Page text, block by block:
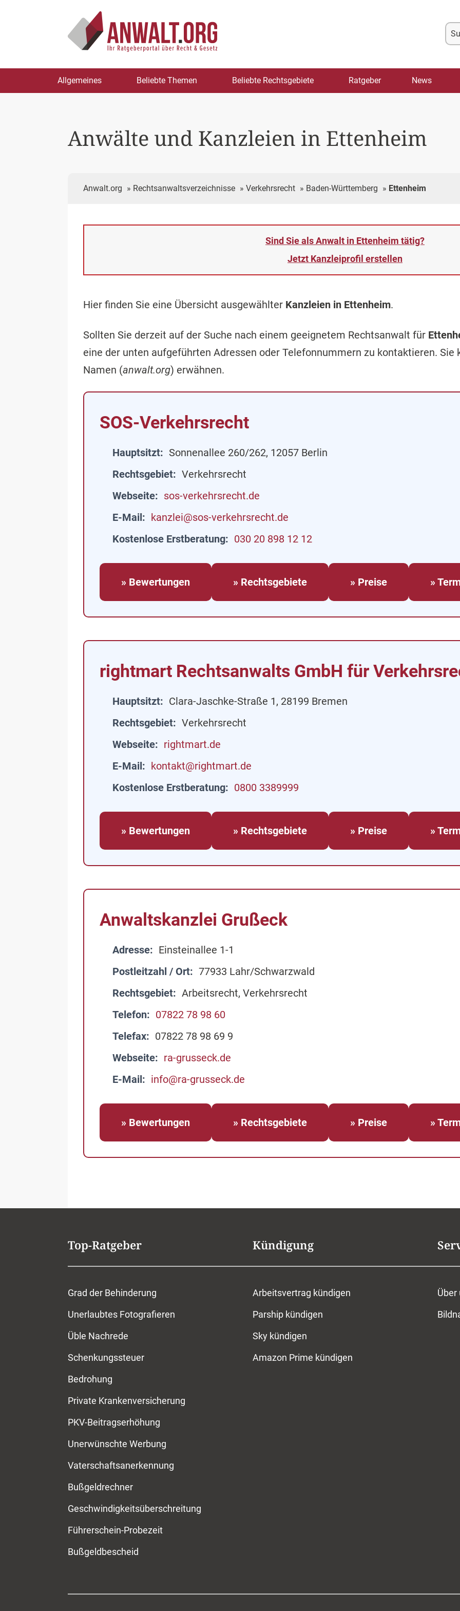
springen
Allgemeines Beliebte Themen Beliebte Rechtsgebiete Ratgeber News
Anwälte und Kanzleien in Ettenheim
Anwalt.org » Rechtsanwaltsverzeichnisse » Verkehrsrecht » Baden-Württemberg » Ettenheim
Sind Sie als Anwalt in Ettenheim tätig?
Jetzt Kanzleiprofil erstellen
Hier finden Sie eine Übersicht ausgewählter Kanzleien in Ettenheim.
Sollten Sie derzeit auf der Suche nach einem geeignetem Rechtsanwalt für
eine der unten aufgeführten Adressen oder Telefonnummern zu kontaktieren. Sie
Namen (anwalt.org) erwähnen.
SOS-Verkehrsrecht
Hauptsitzt
Sonnenallee 260/262, 12057 Berlin
Rechtsgebiet
Verkehrsrecht
Webseite
sos-verkehrsrecht.de
E-Mail
kanzlei@sos-verkehrsrecht.de
Kostenlose Erstberatung
030 20 898 12 12
» Bewertungen » Rechtsgebiete » Preise »
rightmart Rechtsanwalts GmbH für
Hauptsitzt
Clara-Jaschke-Straße 1, 28199 Bremen
Rechtsgebiet
Verkehrsrecht
Webseite
rightmart.de
E-Mail
kontakt@rightmart.de
Kostenlose Erstberatung
0800 3389999
» Bewertungen » Rechtsgebiete » Preise »
Anwaltskanzlei Grußeck
Adresse
Einsteinallee 1-1
Postleitzahl / Ort
77933 Lahr/Schwarzwald
Rechtsgebiet
Arbeitsrecht, Verkehrsrecht
Telefon
07822 78 98 60
Telefax
07822 78 98 69 9
Webseite
ra-grusseck.de
E-Mail
info@ra-grusseck.de
» Bewertungen » Rechtsgebiete » Preise »
Top-Ratgeber
Grad der Behinderung
Unerlaubtes Fotografieren
Üble Nachrede
Schenkungssteuer
Bedrohung
Private Krankenversicherung
PKV-Beitragserhöhung
Unerwünschte Werbung
Vaterschaftsanerkennung
Bußgeldrechner
Geschwindigkeitsüberschreitung
Führerschein-Probezeit
Bußgeldbescheid
Kündigung
Arbeitsvertrag kündigen
Parship kündigen
Sky kündigen
Amazon Prime kündigen
Über